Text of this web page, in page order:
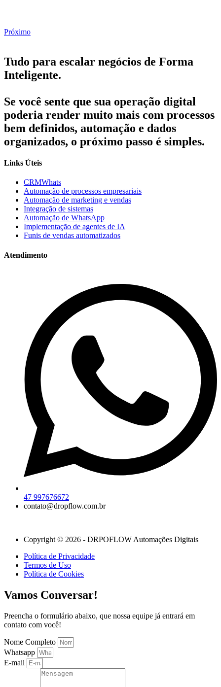
Próximo
Tudo para escalar negócios de Forma
Inteligente.
Se você sente que sua operação digital
poderia render muito mais com processos
bem definidos, automação e dados
organizados, o próximo passo é simples.
Links Úteis
CRMWhats
Automação de processos empresariais
Automação de marketing e vendas
Integração de sistemas
Automação de WhatsApp
Implementação de agentes de IA
Funis de vendas automatizados
Atendimento
47 997676672
contato@dropflow.com.br
Copyright © 2026 - DRPOFLOW Automações Digitais
Política de Privacidade
Termos de Uso
Política de Cookies
Vamos Conversar!
Preencha o formulário abaixo, que nossa equipe já entrará em
contato com você!
Nome Completo
Whatsapp
E-mail